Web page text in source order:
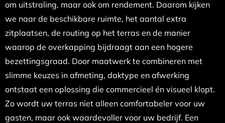
om uitstraling, maar ook om rendement. Daarom kijken
we naar de beschikbare ruimte, het aantal extra
zitplaatsen, de routing op het terras en de manier
waarop de overkapping bijdraagt aan een hogere
bezettingsgraad. Door maatwerk te combineren met
slimme keuzes in afmeting, daktype en afwerking
ontstaat een oplossing die commercieel én visueel klopt.
Zo wordt uw terras niet alleen comfortabeler voor uw
gasten, maar ook waardevoller voor uw bedrijf. Een